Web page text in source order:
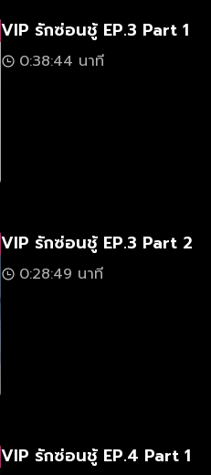
VIP รักซ่อนชู้ EP.3 Part 1
0:38:44 นาที
VIP รักซ่อนชู้ EP.3 Part 2
0:28:49 นาที
VIP รักซ่อนชู้ EP.4 Part 1